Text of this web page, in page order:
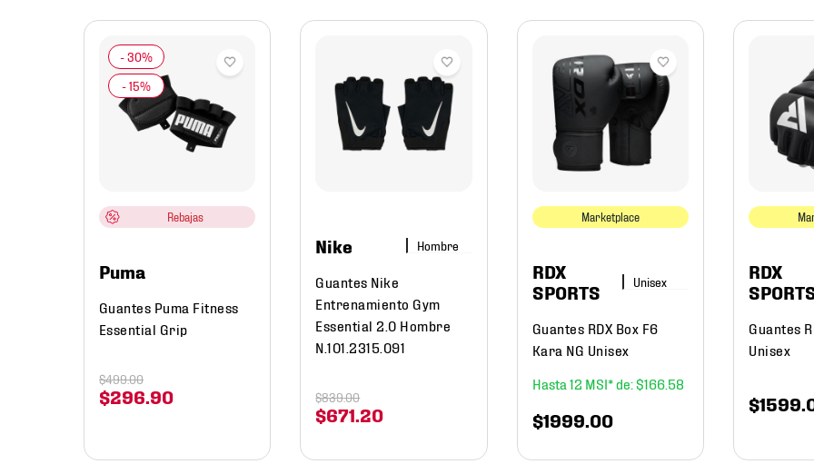
Rebajas
Puma
Guantes Puma Fitness
Essential Grip
$296.90
$499.00
Nike Hombre
Guantes Nike
Entrenamiento Gym
Essential 2.0 Hombre
N.101.2315.091
$671.20
$839.00
Marketplace
RDX
SPORTS
Guantes RDX Box F6
Kara NG Unisex
12
$166. 58
$1999.00
RDX
Guantes
Unisex
$1599.